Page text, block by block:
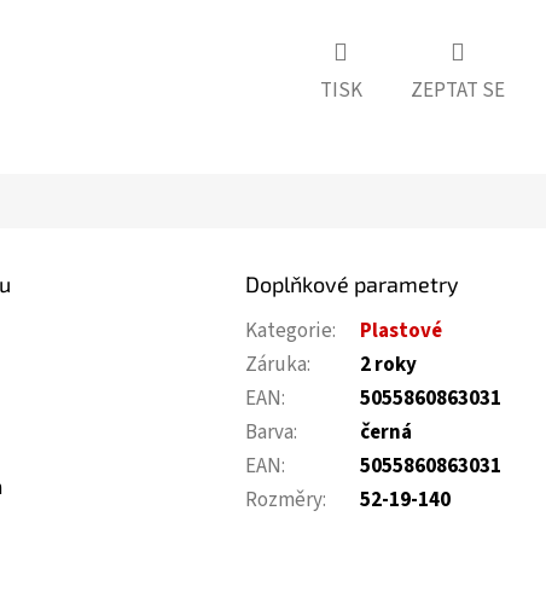
TISK ZEPTAT SE
Doplňkové parametry
Kategorie:
Plastové
Záruka:
2 roky
EAN:
5055860863031
Barva:
černá
EAN:
5055860863031
Rozměry: 52-19-140